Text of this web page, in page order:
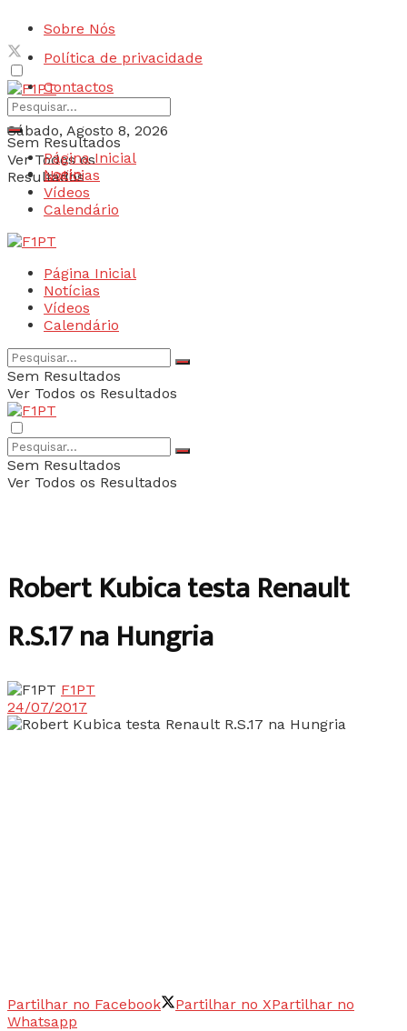
Sobre Nós
Política de privacidade
Contactos
Sábado, Agosto 8, 2026
Login
Sem Resultados
Ver Todos os
Resultados
Página Inicial
Notícias
Vídeos
Calendário
Página Inicial
Notícias
Vídeos
Calendário
Sem Resultados
Ver Todos os Resultados
Sem Resultados
Ver Todos os Resultados
Robert Kubica testa Renault
R.S.17 na Hungria
F1PT
24/07/2017
Partilhar no Facebook Partilhar no XPartilhar no
Whatsapp